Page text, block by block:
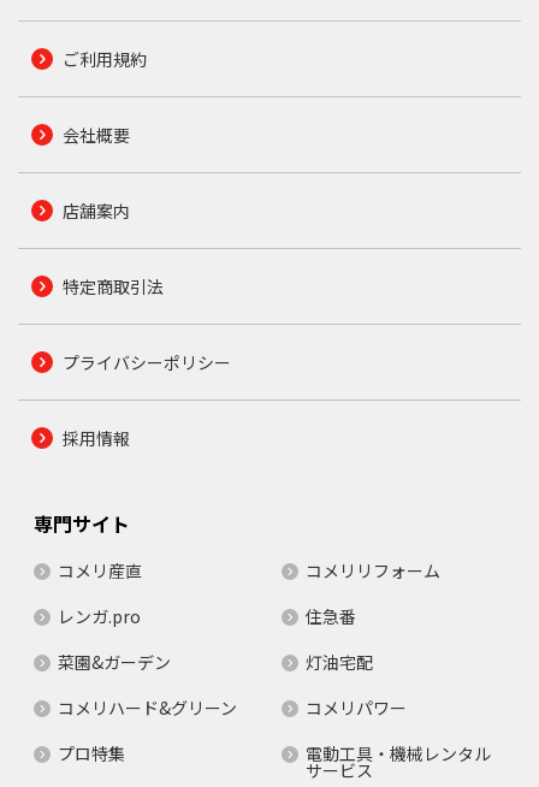
ご利用規約
会社概要
店舗案内
特定商取引法
プライバシーポリシー
採用情報
専門サイト
コメリ産直
コメリリフォーム
レンガ.pro
住急番
菜園&ガーデン
灯油宅配
コメリハード&グリーン
コメリパワー
プロ特集
電動工具・機械レンタル
サービス